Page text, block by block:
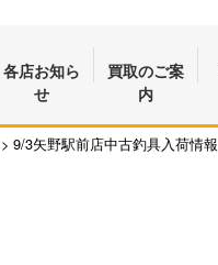
各店お知ら
せ
買取のご案
内
> 9/3矢野駅前店中古釣具入荷情報